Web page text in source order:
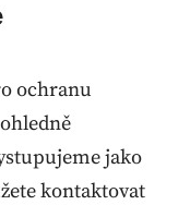
ochranu
jako
kontaktovat